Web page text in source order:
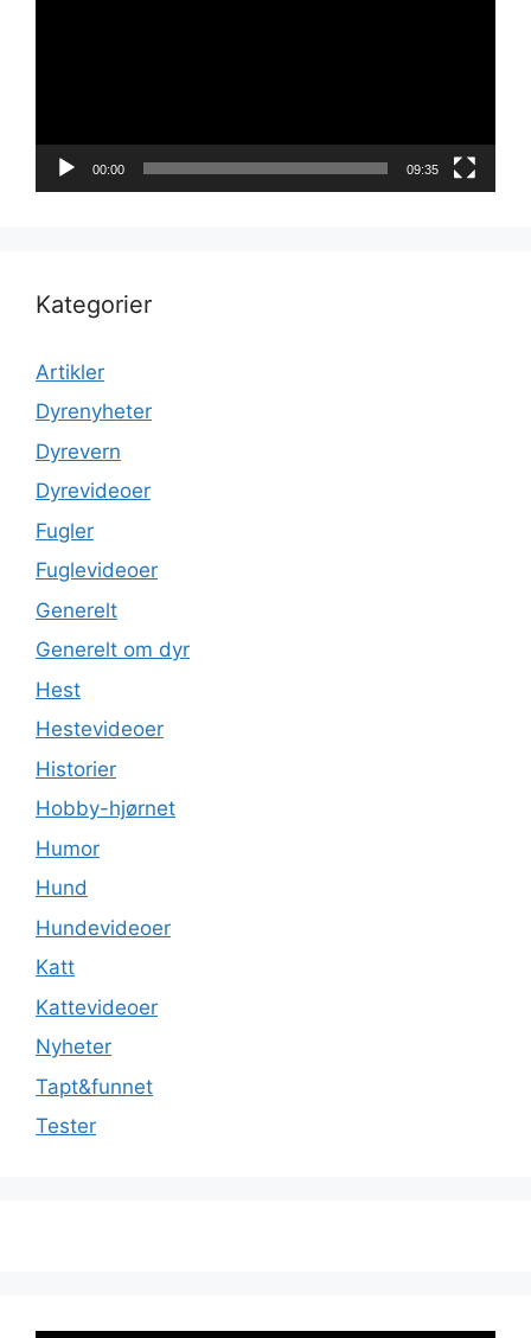
00:00 09:35
Kategorier
Artikler
Dyrenyheter
Dyrevern
Dyrevideoer
Fugler
Fuglevideoer
Generelt
Generelt om dyr
Hest
Hestevideoer
Historier
Hobby-hjørnet
Humor
Hund
Hundevideoer
Katt
Kattevideoer
Nyheter
Tapt&funnet
Tester